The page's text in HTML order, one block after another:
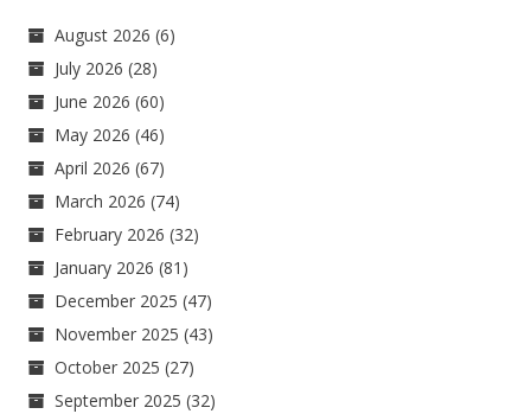
August 2026 (6)
July 2026 (28)
June 2026 (60)
May 2026 (46)
April 2026 (67)
March 2026 (74)
February 2026 (32)
January 2026 (81)
December 2025 (47)
November 2025 (43)
October 2025 (27)
September 2025 (32)